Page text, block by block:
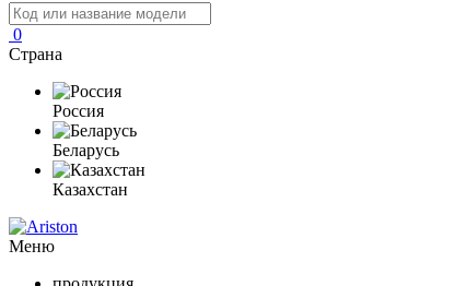
0
Страна
Россия
Беларусь
Казахстан
Меню